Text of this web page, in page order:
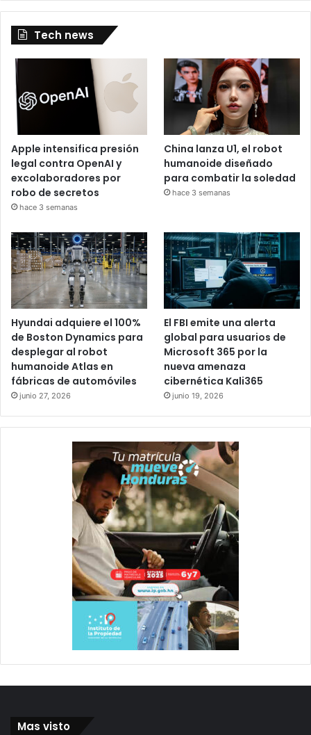
Tech news
Apple intensifica presión
legal contra OpenAI y
excolaboradores por
robo de secretos
hace 3 semanas
China lanza U1, el robot
humanoide diseñado
para combatir la soledad
hace 3 semanas
Hyundai adquiere el 100%
de Boston Dynamics para
desplegar al robot
humanoide Atlas en
fábricas de automóviles
junio 27, 2026
El FBI emite una alerta
global para usuarios de
Microsoft 365 por la
nueva amenaza
cibernética Kali365
junio 19, 2026
Mas visto